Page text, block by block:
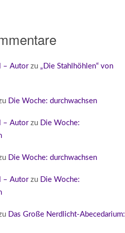
– Autorzu „Die Stahlhöhlen“ von
Die Woche: durchwachsen
– Autorzu Die Woche:
Die Woche: durchwachsen
– Autorzu Die Woche:
Das Große Nerdlicht-Abecedarium: